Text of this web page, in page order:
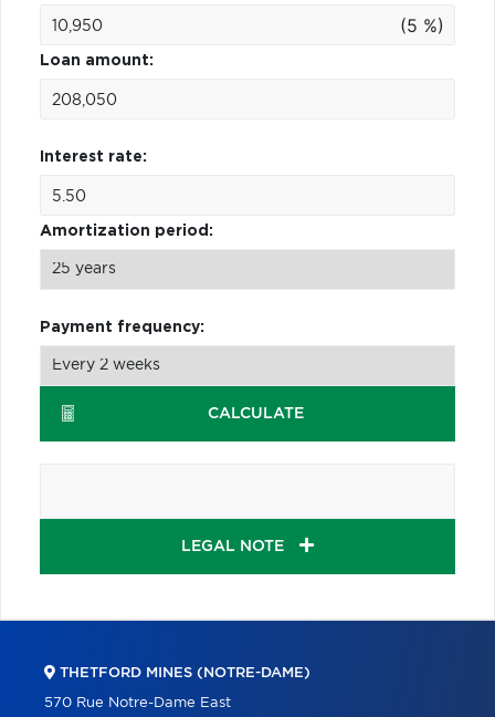
(5 %)
Loan amount:
Interest rate:
Amortization period:
Payment frequency:
CALCULATE
LEGAL NOTE
THETFORD MINES (NOTRE-DAME)
570 Rue Notre-Dame East